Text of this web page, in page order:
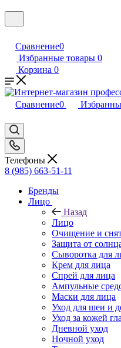
Сравнение0
Избранные товары 0
Корзина 0
Сравнение0
Телефоны
8 (985) 663-51-11
Бренды
Лицо
Назад
Лицо
Очищение и
Защита от
Сыворотка для
Крем для лица
Спрей для лица
Ампульные
Маски для лица
Уход для шеи и
Уход за кожей
Дневной уход
Ночной уход